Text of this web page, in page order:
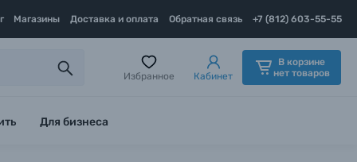
Магазины Доставка и оплата Обратная связь +7 (812) 603-55-55
Избранное Кабинет
В корзине
нет товаров
Для бизнеса